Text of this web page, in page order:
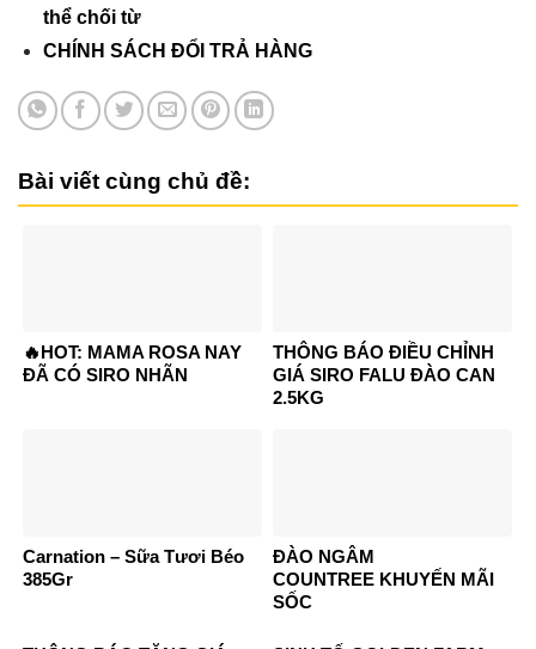
thể chối từ
CHÍNH SÁCH ĐỔI TRẢ HÀNG
Bài viết cùng chủ đề:
🔥HOT: MAMA ROSA NAY
ĐÃ CÓ SIRO NHÃN
THÔNG BÁO ĐIỀU CHỈNH
GIÁ SIRO FALU ĐÀO CAN
2.5KG
Carnation – Sữa Tươi Béo
385Gr
ĐÀO NGÂM
COUNTREE KHUYẾN MÃI
SỐC